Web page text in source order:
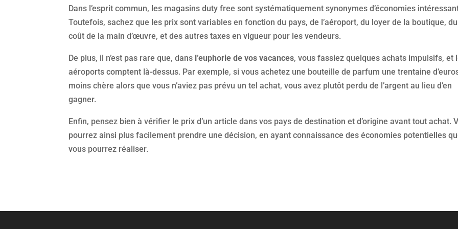
Dans l’esprit commun, les magasins duty free sont systématiquement synonymes d’économies
Toutefois, sachez que les prix sont variables en fonction du pays, de l’aéroport, du loyer de la boutique, du
coût de la main d’œuvre, et des autres taxes en vigueur pour les vendeurs.
De plus, il n’est pas rare que, dans l’euphorie de vos vacances, vous fassiez quelques achats impulsifs, et
aéroports comptent là-dessus. Par exemple, si vous achetez une bouteille de parfum une trentaine
moins chère alors que vous n’aviez pas prévu un tel achat, vous avez plutôt perdu de l’argent au lieu d’en
gagner.
Enfin, pensez bien à vérifier le prix d’un article dans vos pays de destination et d’origine avant tout achat.
pourrez ainsi plus facilement prendre une décision, en ayant connaissance des économies potentielles
vous pourrez réaliser.